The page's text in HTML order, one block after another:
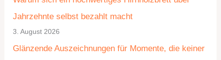
Jahrzehnte selbst bezahlt macht
3. August 2026
Glänzende Auszeichnungen für Momente, die keiner
e
g
o
r
h
i
v